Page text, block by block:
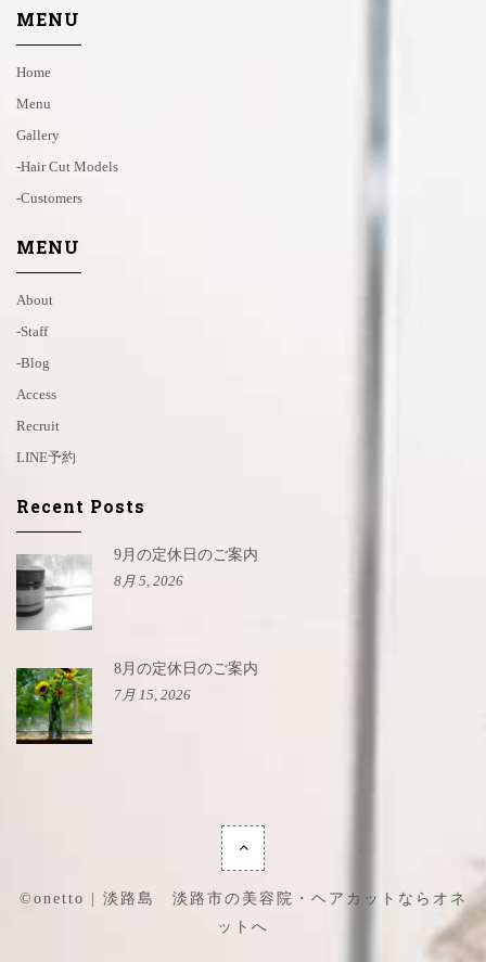
MENU
Home
Menu
Gallery
-hair Cut Models
-customers
MENU
About
-staff
-blog
Access
Recruit
LINE予約
Recent Posts
9月の定休日のご案内
8月 5, 2026
8月の定休日のご案内
7月 15, 2026
©onetto | 淡路島 淡路市の美容院・ヘアカットならオネ
ットへ